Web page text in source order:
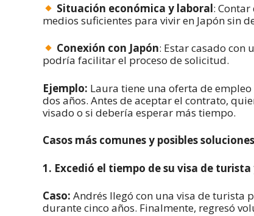
Situación económica y laboral:
medios suficientes para vivir en Japón sin
Conexión con Japón: Estar casado con
podría facilitar el proceso de solicitud.
Ejemplo: Laura tiene una oferta de
dos años. Antes de aceptar el contrato,
visado o si debería esperar más tiempo.
Casos más comunes y posibles soluciones
1. Excedió el tiempo de su visa de
Caso: Andrés llegó con una visa de turista
durante cinco años. Finalmente, regresó